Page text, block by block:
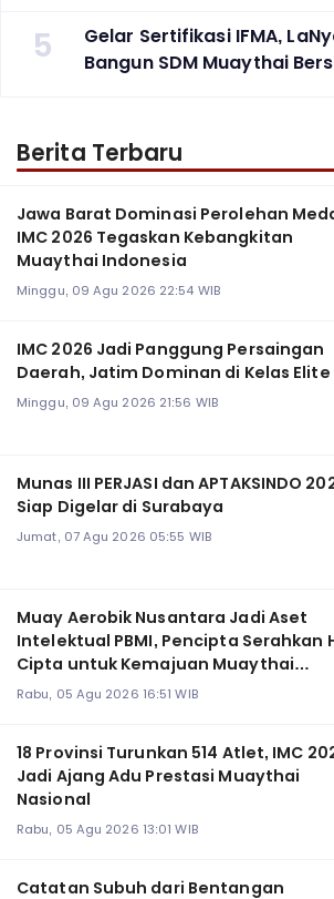
5
Gelar Sertifikasi IFMA,
Bangun SDM Muaythai
Berita Terbaru
Jawa Barat Dominasi Perolehan
IMC 2026 Tegaskan Kebangkitan
Muaythai Indonesia
Minggu, 09 Agu 2026 22:54 WIB
‎IMC 2026 Jadi Panggung Persaingan
Daerah, Jatim Dominan di Kelas Elite
Minggu, 09 Agu 2026 21:56 WIB
Munas III PERJASI dan APTAKSINDO
Siap Digelar di Surabaya
Jumat, 07 Agu 2026 05:55 WIB
Muay Aerobik Nusantara Jadi Aset
Intelektual PBMI, Pencipta Serahkan
Cipta untuk Kemajuan Muaythai
Indonesia
Rabu, 05 Agu 2026 16:51 WIB
18 Provinsi Turunkan 514 Atlet, IMC
Jadi Ajang Adu Prestasi Muaythai
Nasional
Rabu, 05 Agu 2026 13:01 WIB
Catatan Subuh dari Bentangan